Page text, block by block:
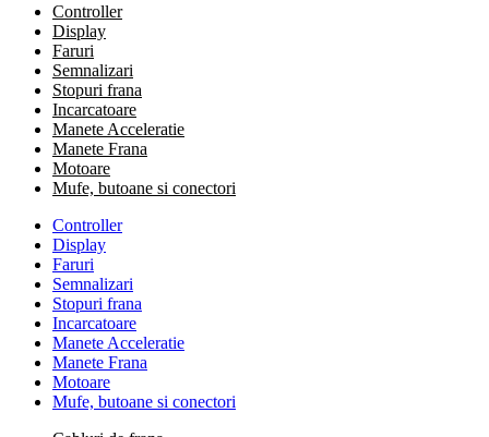
Controller
Display
Faruri
Semnalizari
Stopuri frana
Incarcatoare
Manete Acceleratie
Manete Frana
Motoare
Mufe, butoane si conectori
Controller
Display
Faruri
Semnalizari
Stopuri frana
Incarcatoare
Manete Acceleratie
Manete Frana
Motoare
Mufe, butoane si conectori